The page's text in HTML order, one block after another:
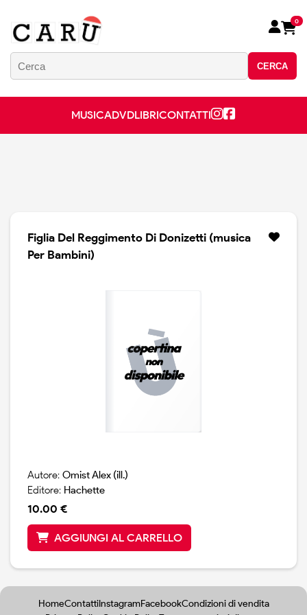
CERCA
0
MUSICADVDLIBRICONTATTI
Figlia Del Reggimento Di Donizetti (musica
Per Bambini)
Autore: Omist Alex (ill.)
Editore: Hachette
10.00 €
AGGIUNGI AL CARRELLO
HomeContattiInstagramFacebookCondizioni di vendita